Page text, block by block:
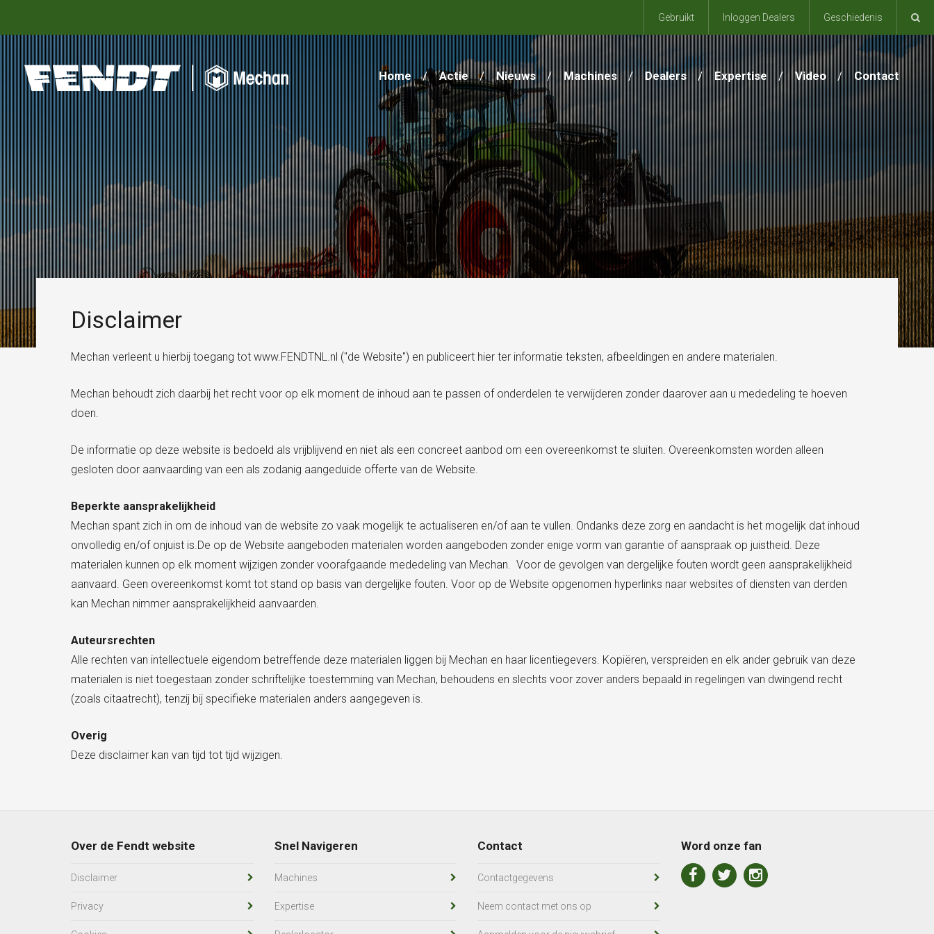
Home Actie Nieuws Machines Dealers Expertise Video Contact
Gebruikt Inloggen Dealers Geschiedenis
Disclaimer
Mechan verleent u hierbij toegang tot www.FENDTNL.nl ("de Website") en publiceert hier ter informatie teksten, afbeeldingen en andere materialen.
Mechan behoudt zich daarbij het recht voor op elk moment de inhoud aan te passen of onderdelen te verwijderen zonder daarover aan u mededeling te hoeven
doen.
De informatie op deze website is bedoeld als vrijblijvend en niet als een concreet aanbod om een overeenkomst te sluiten. Overeenkomsten worden alleen
gesloten door aanvaarding van een als zodanig aangeduide offerte van de Website.
Beperkte aansprakelijkheid
Mechan spant zich in om de inhoud van de website zo vaak mogelijk te actualiseren en/of aan te vullen. Ondanks deze zorg en aandacht is het mogelijk dat inhoud
onvolledig en/of onjuist is.De op de Website aangeboden materialen worden aangeboden zonder enige vorm van garantie of aanspraak op juistheid. Deze
materialen kunnen op elk moment wijzigen zonder voorafgaande mededeling van Mechan. Voor de gevolgen van dergelijke fouten wordt geen aansprakelijkheid
aanvaard. Geen overeenkomst komt tot stand op basis van dergelijke fouten. Voor op de Website opgenomen hyperlinks naar websites of diensten van derden
kan Mechan nimmer aansprakelijkheid aanvaarden.
Auteursrechten
Alle rechten van intellectuele eigendom betreffende deze materialen liggen bij Mechan en haar licentiegevers. Kopiëren, verspreiden en elk ander gebruik van deze
materialen is niet toegestaan zonder schriftelijke toestemming van Mechan, behoudens en slechts voor zover anders bepaald in regelingen van dwingend recht
(zoals citaatrecht), tenzij bij specifieke materialen anders aangegeven is.
Overig
Deze disclaimer kan van tijd tot tijd wijzigen.
Over de Fendt website
Disclaimer
Privacy
Snel Navigeren
Machines
Expertise
Contact
Contactgegevens
Neem contact met ons op
Word onze fan